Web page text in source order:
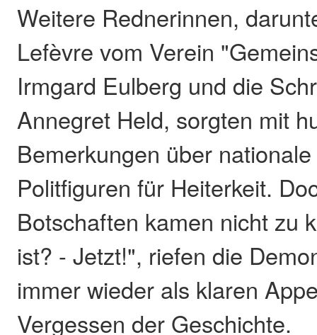
Weitere Rednerinnen,
Lefèvre vom Verein
Irmgard Eulberg und die
Annegret Held, sorgten mit
Bemerkungen über
Politfiguren für Heiterkeit.
Botschaften kamen nicht zu
ist? - Jetzt!", riefen die
immer wieder als klaren
Vergessen der Geschichte.